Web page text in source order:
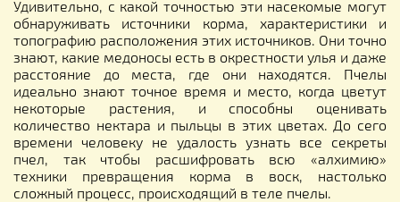
Удивительно, с какой точностью эти насекомые могут
обнаруживать источники корма, характеристики и
топографию расположения этих источников. Они точно
знают, какие медоносы есть в окрестности улья и даже
расстояние до места, где они находятся. Пчелы
идеально знают точное время и место, когда цветут
некоторые растения, и способны оценивать
количество нектара и пыльцы в этих цветах. До сего
времени человеку не удалость узнать все секреты
пчел, так чтобы расшифровать всю «алхимию»
техники превращения корма в воск, настолько
сложный процесс, происходящий в теле пчелы.